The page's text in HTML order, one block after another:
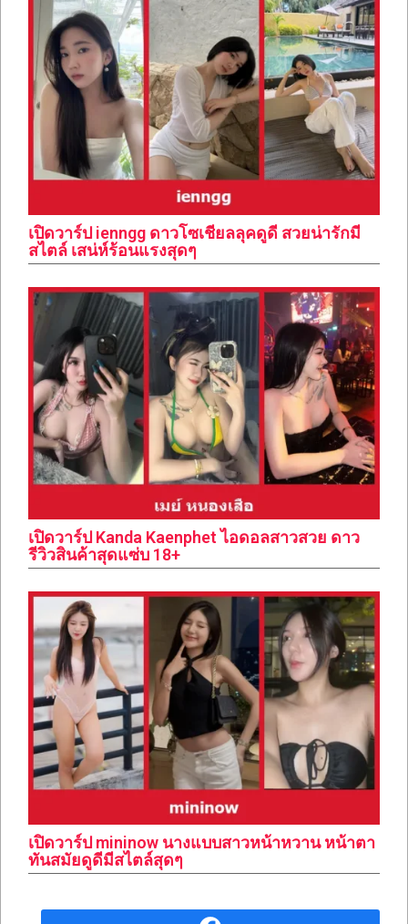
เปิดวาร์ป ienngg ดาวโซเชียลลุคดูดี สวยน่ารักมี
สไตล์ เสน่ห์ร้อนแรงสุดๆ
เปิดวาร์ป Kanda Kaenphet ไอดอลสาวสวย ดาว
รีวิวสินค้าสุดแซ่บ 18+
เปิดวาร์ป mininow นางแบบสาวหน้าหวาน หน้าตา
ทันสมัยดูดีมีสไตล์สุดๆ